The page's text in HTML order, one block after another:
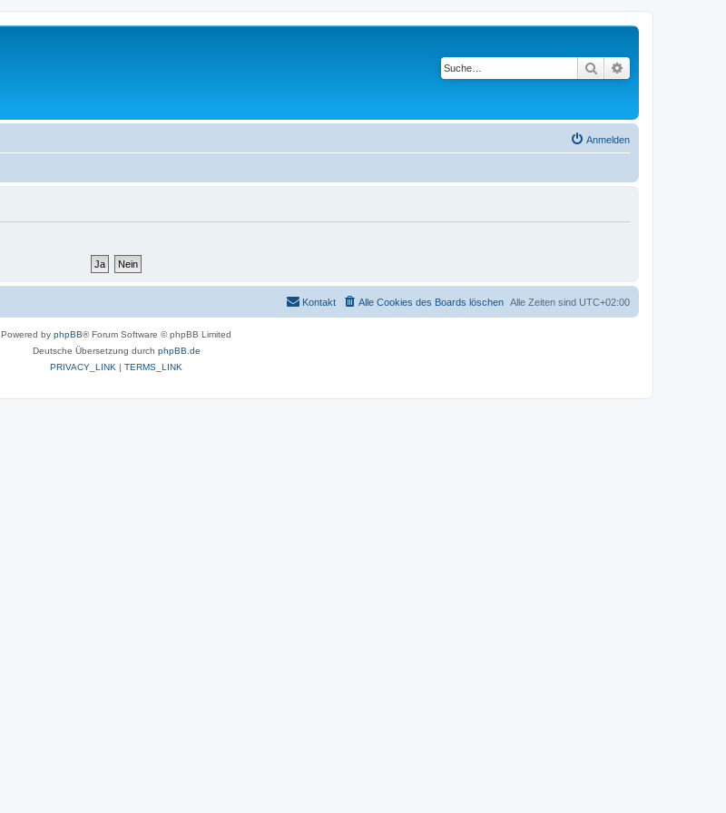
Suche
Anmelden
Alle Zeiten sind UTC+02:00
Alle Cookies des Boards löschen
Kontakt
Powered by phpBB® Forum Software © phpBB Limited
Deutsche Übersetzung durch phpBB.de
PRIVACY_LINK | TERMS_LINK